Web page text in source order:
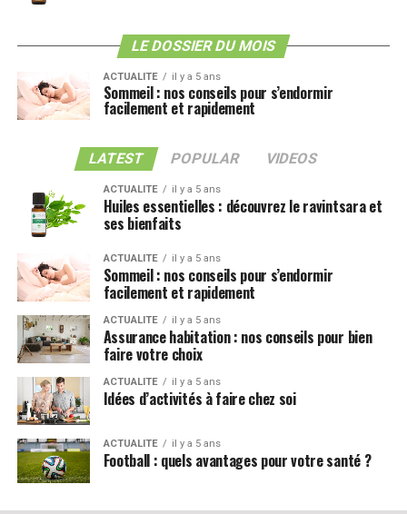
LE DOSSIER DU MOIS
ACTUALITE il y a 5 ans
Sommeil : nos conseils pour s’endormir
facilement et rapidement
LATEST POPULAR VIDEOS
ACTUALITE il y a 5 ans
Huiles essentielles : découvrez le ravintsara et
ses bienfaits
ACTUALITE il y a 5 ans
Sommeil : nos conseils pour s’endormir
facilement et rapidement
ACTUALITE il y a 5 ans
Assurance habitation : nos conseils pour bien
faire votre choix
ACTUALITE il y a 5 ans
Idées d’activités à faire chez soi
ACTUALITE il y a 5 ans
Football : quels avantages pour votre santé ?